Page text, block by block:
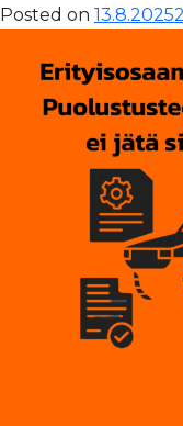
Posted on 13.8.2025